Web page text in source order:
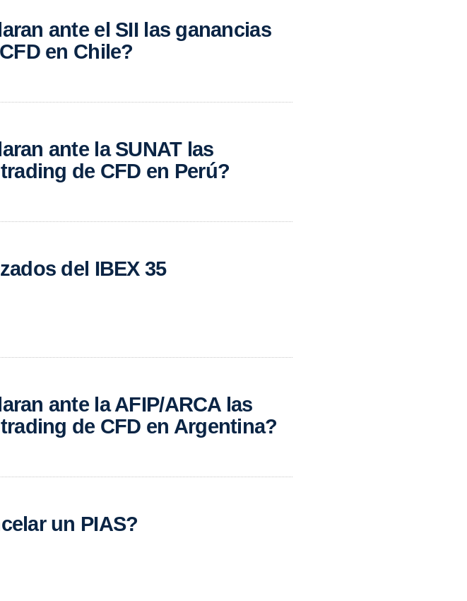
ante el SII las ganancias
en Chile?
ante la SUNAT las
de CFD en Perú?
del IBEX 35
ante la AFIP/ARCA las
de CFD en Argentina?
un PIAS?